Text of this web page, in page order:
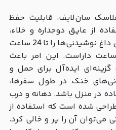
سان‌لایف، قابلیت حفظ
از عایق دوجداره و خلاء،
این فلاسک توانایی حفظ دمای داغ نوشیدنی‌ها را تا 24 ساعت
سرد آن‌ها را تا 48 ساعت داراست. این امر باعث
ایده‌آل برای حمل و
خنک در طول سفرها،
در منزل باشد. دهانه و درب
شده است که استفاده از
می‌توان آن را پر و خالی کرد.